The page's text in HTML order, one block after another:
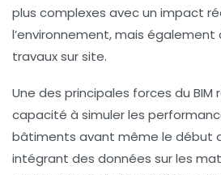
plus complexes avec un impact
l’environnement, mais également
travaux sur site.
Une des principales forces du BIM
capacité à simuler les
bâtiments avant même le début
intégrant des données sur les